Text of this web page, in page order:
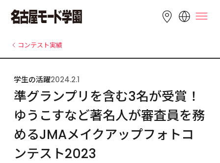
English 简体中文 繁體中文
한국어 Tiếng Việt
Indonesia
コンテスト実績
学生の活躍2024.2.1
準グランプリを含む3名が受賞！
ゆうこすなど著名人が審査員を務
めるJMAメイクアップフォトコ
ンテスト2023